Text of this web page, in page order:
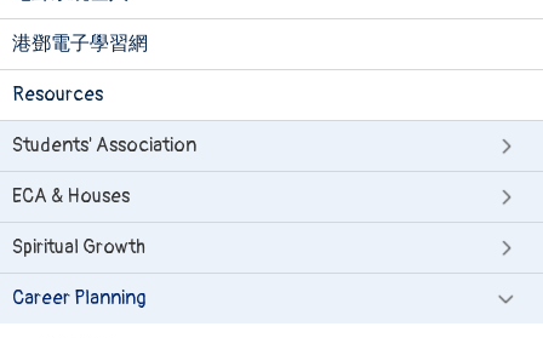
港鄧電子學習網
Resources
Students' Association
ECA & Houses
Spiritual Growth
Career Planning